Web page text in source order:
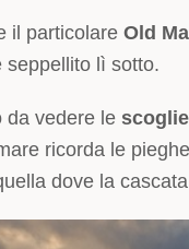
il particolare Old
seppellito lì sotto.
da vedere le
ricorda le
dove la cascata